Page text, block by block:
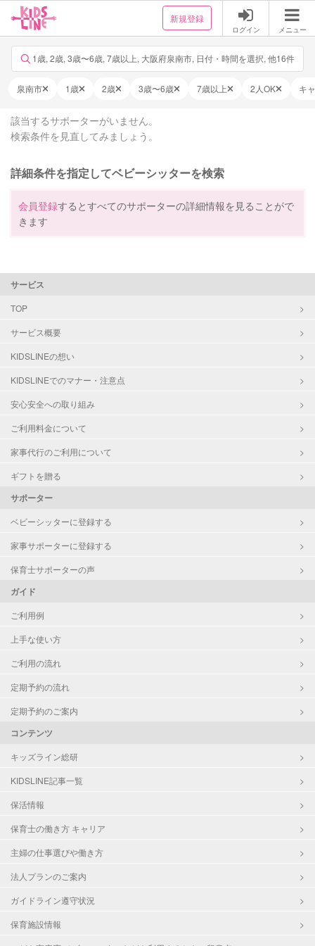
新規登録
ログイン メニュー
1歳, 2歳, 3歳〜6歳, 7歳以上, 大阪府泉南市, 日付・時間を選択, 他16件
泉南市 1歳 2歳 3歳〜6歳 7歳以上 2人OK キ
該当するサポーターがいません。
検索条件を見直してみましょう。
詳細条件を指定してベビーシッターを検索
会員登録するとすべてのサポーターの詳細情報を見ることがで
きます
サービス
TOP
サービス概要
KIDSLINEの想い
KIDSLINEでのマナー・注意点
安心安全への取り組み
ご利用料金について
家事代行のご利用について
ギフトを贈る
サポーター
ベビーシッターに登録する
家事サポーターに登録する
保育士サポーターの声
ガイド
ご利用例
上手な使い方
ご利用の流れ
定期予約の流れ
定期予約のご案内
コンテンツ
キッズライン総研
KIDSLINE記事一覧
保活情報
保育士の働き方 キャリア
主婦の仕事選びや働き方
法人プランのご案内
ガイドライン遵守状況
保育施設情報